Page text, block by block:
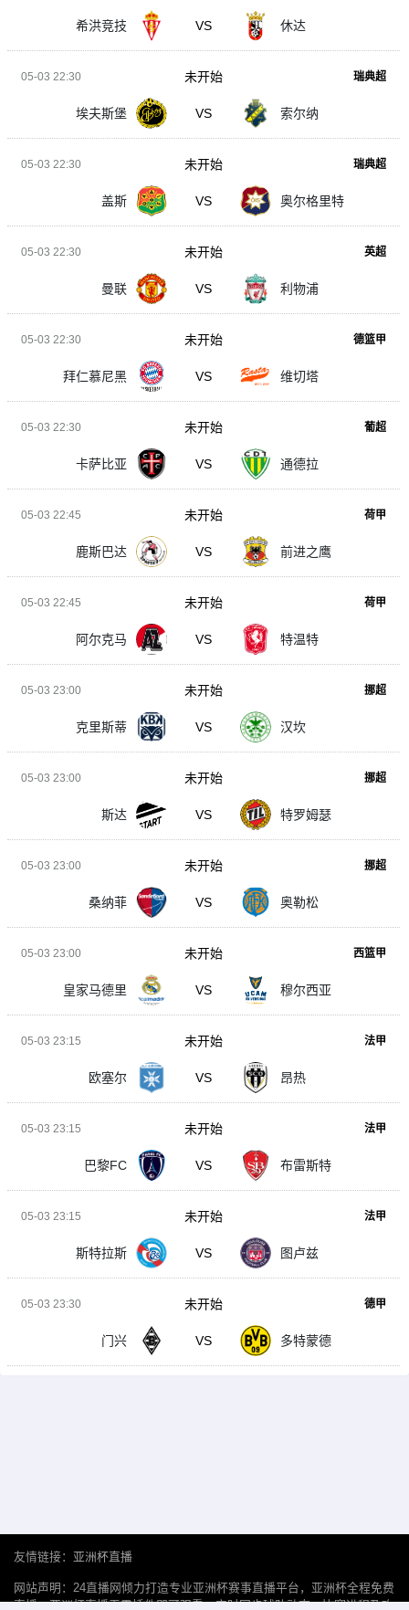
希洪竞技 VS 休达
05-03 22:30 瑞典超
埃夫斯堡 VS 索尔纳
未开始
05-03 22:30 瑞典超
盖斯 VS 奥尔格里特
未开始
05-03 22:30 英超
曼联 VS 利物浦
未开始
05-03 22:30 德篮甲
拜仁慕尼黑 VS 维切塔
未开始
05-03 22:30 葡超
卡萨比亚 VS 通德拉
未开始
05-03 22:45 荷甲
鹿斯巴达 VS 前进之鹰
未开始
05-03 22:45 荷甲
阿尔克马 VS 特温特
未开始
05-03 23:00 挪超
克里斯蒂 VS 汉坎
未开始
05-03 23:00 挪超
斯达 VS 特罗姆瑟
未开始
05-03 23:00 挪超
桑纳菲 VS 奥勒松
未开始
05-03 23:00 西篮甲
皇家马德里 VS 穆尔西亚
未开始
05-03 23:15 法甲
欧塞尔 VS 昂热
未开始
05-03 23:15 法甲
巴黎FC VS 布雷斯特
未开始
05-03 23:15 法甲
斯特拉斯 VS 图卢兹
未开始
05-03 23:30 德甲
门兴 VS 多特蒙德
未开始
友情链接： 亚洲杯直播
网站声明：24直播网倾力打造专业亚洲杯赛事直播平台，亚洲杯全程免费
直播，亚洲杯直播无需插件即可观看。实时同步球队动态、比赛进程及攻